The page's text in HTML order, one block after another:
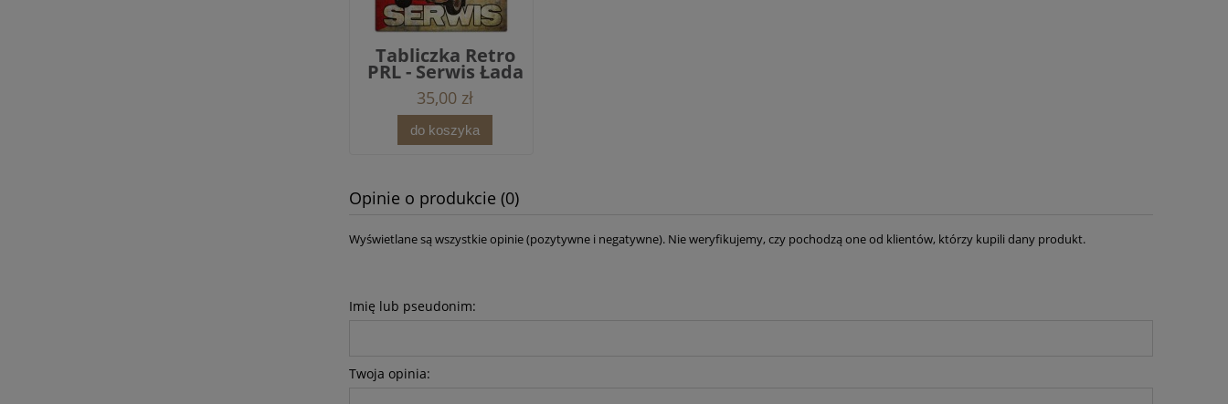
Tabliczka Retro
PRL - Serwis Łada
35,00 zł
do koszyka
Opinie o produkcie (0)
Wyświetlane są wszystkie opinie (pozytywne i negatywne). Nie weryfikujemy, czy pochodzą one od klientów, którzy kupili dany produkt.
Imię lub pseudonim:
Twoja opinia: